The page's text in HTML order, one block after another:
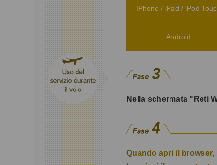
IPhone / iPad / iPod
Android
Nella schermata "Reti
Quando apri il